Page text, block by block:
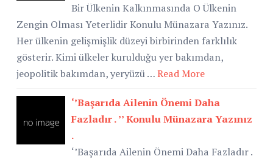
Bir Ülkenin Kalkınmasında O Ülkenin
Zengin Olması Yeterlidir Konulu Münazara Yazınız.
Her ülkenin gelişmişlik düzeyi birbirinden farklılık
gösterir. Kimi ülkeler kurulduğu yer bakımdan,
jeopolitik bakımdan, yeryüzü …Read More
‘’Başarıda Ailenin Önemi Daha
Fazladır . ’’ Konulu Münazara Yazınız
.
‘’Başarıda Ailenin Önemi Daha Fazladır .